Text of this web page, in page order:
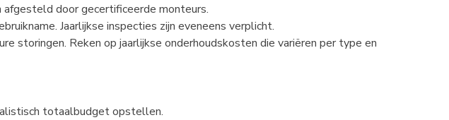
door gecertificeerde monteurs.
Jaarlijkse inspecties zijn eveneens verplicht.
storingen. Reken op jaarlijkse onderhoudskosten die variëren per type en
totaalbudget opstellen.